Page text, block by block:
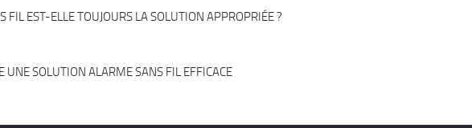
FIL EST-ELLE TOUJOURS LA SOLUTION APPROPRIÉE ?
UNE SOLUTION ALARME SANS FIL EFFICACE